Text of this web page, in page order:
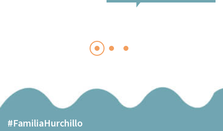
#FamiliaHurchillo